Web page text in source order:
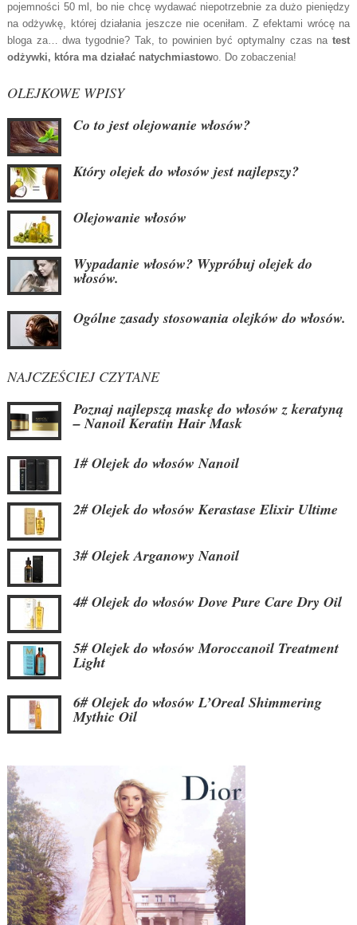
pojemności 50 ml, bo nie chcę wydawać niepotrzebnie za dużo pieniędzy
na odżywkę, której działania jeszcze nie oceniłam. Z efektami wrócę na
bloga za… dwa tygodnie? Tak, to powinien być optymalny czas natest
odżywki, która ma działać natychmiastowo. Do zobaczenia!
OLEJKOWE WPISY
Co to jest olejowanie włosów?
Który olejek do włosów jest najlepszy?
Olejowanie włosów
Wypadanie włosów? Wypróbuj olejek do
włosów.
Ogólne zasady stosowania olejków do włosów.
NAJCZEŚCIEJ CZYTANE
Poznaj najlepszą maskę do włosów z keratyną
– Nanoil Keratin Hair Mask
1# Olejek do włosów Nanoil
2# Olejek do włosów Kerastase Elixir Ultime
3# Olejek Arganowy Nanoil
4# Olejek do włosów Dove Pure Care Dry Oil
5# Olejek do włosów Moroccanoil Treatment
Light
6# Olejek do włosów L’Oreal Shimmering
Mythic Oil